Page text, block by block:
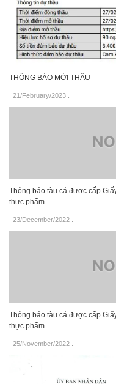
THÔNG BÁO MỜI THẦU
21/February/2023
Thông báo tàu cá được cấp
thực phẩm
23/December/2022
Thông báo tàu cá được cấp
thực phẩm
25/November/2022